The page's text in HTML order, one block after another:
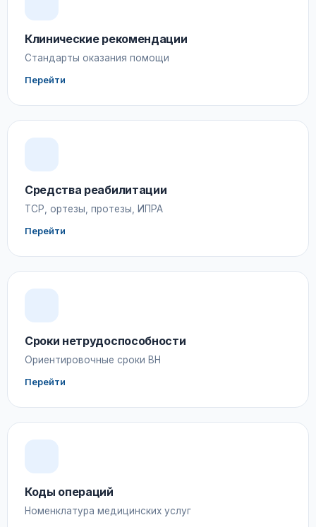
Клинические рекомендации
Стандарты оказания помощи
Перейти
Средства реабилитации
ТСР, ортезы, протезы, ИПРА
Перейти
Сроки нетрудоспособности
Ориентировочные сроки ВН
Перейти
Коды операций
Номенклатура медицинских услуг